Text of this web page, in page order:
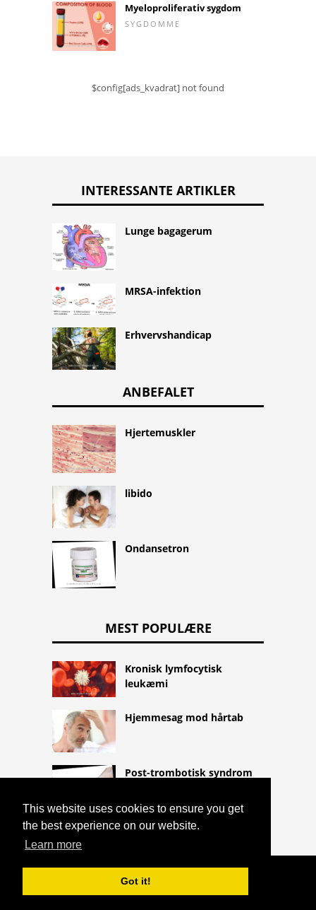
This website uses cookies to ensure you get
the best experience on our website.
Learn more
Got it!
Myeloproliferativ sygdom
SYGDOMME
$config[ads_kvadrat] not found
INTERESSANTE ARTIKLER
Lunge bagagerum
MRSA-infektion
Erhvervshandicap
ANBEFALET
Hjertemuskler
libido
Ondansetron
MEST POPULÆRE
Kronisk lymfocytisk
leukæmi
Hjemmesag mod hårtab
Post-trombotisk syndrom
COPYRIGHT 2026 HTTPS://CQLIFE.NET